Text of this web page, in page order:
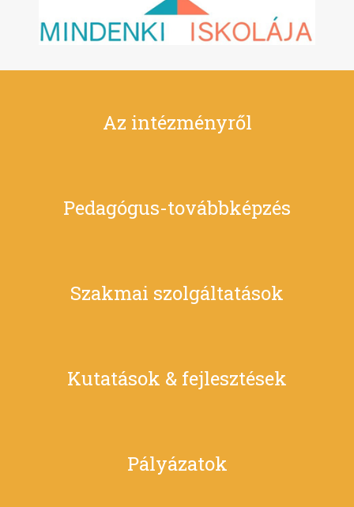
Az intézményről
Pedagógus-továbbképzés
Szakmai szolgáltatások
Kutatások & fejlesztések
Pályázatok